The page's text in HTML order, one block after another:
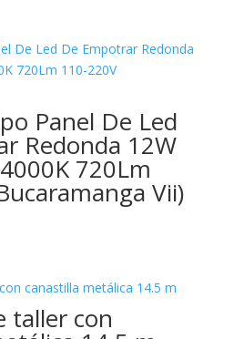
Panel De Led
Redonda 12W
720Lm
Vii)
taller con